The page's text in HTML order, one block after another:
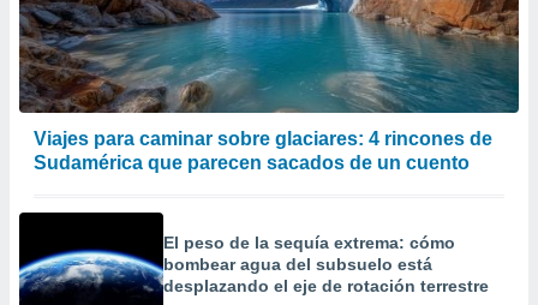
de
o acceder
Viajes para caminar sobre glaciares: 4 rincones de
Sudamérica que parecen sacados de un cuento
El peso de la sequía extrema: cómo
bombear agua del subsuelo está
desplazando el eje de rotación terrestre